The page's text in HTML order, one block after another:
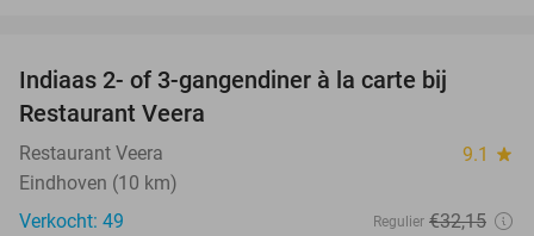
Indiaas 2- of 3-gangendiner à la carte bij
Restaurant Veera
Restaurant Veera 9.1 star
Eindhoven (10 km)
Verkocht: 49
Regulier €32,15